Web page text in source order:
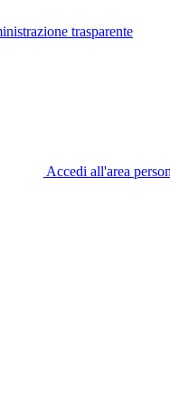
trasparente
Accedi all'area